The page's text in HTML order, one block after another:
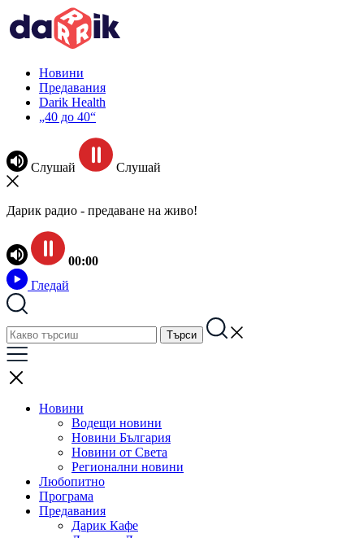
Новини
Предавания
Darik Health
„40 до 40“
Слушай Слушай
Дарик радио - предаване на живо!
00:00
Гледай
Новини
Водещи новини
Новини България
Новини от Света
Регионални новини
Любопитно
Програма
Предавания
Дарик Кафе